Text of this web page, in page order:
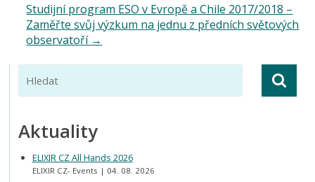
Studijní program ESO v Evropě a Chile 2017/2018 –
Zaměřte svůj výzkum na jednu z předních světových
observatoří →
Aktuality
ELIXIR CZ All Hands 2026
ELIXIR CZ- Events 04. 08. 2026